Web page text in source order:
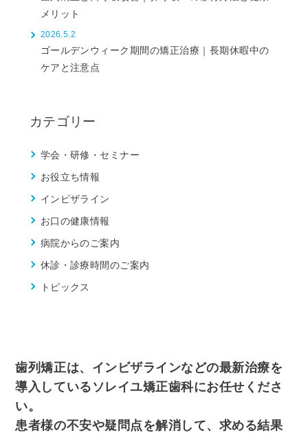
メリット
2026.5.2
ゴールデンウィーク期間の矯正治療｜長期休暇中の
ケアと注意点
カテゴリー
学会・研修・セミナー
お役立ち情報
インビザライン
お口の健康情報
病院からのご案内
休診・診療時間のご案内
トピックス
歯列矯正は、インビザラインなどの最新治療を
導入しているソレイユ矯正歯科にお任せくださ
い。
患者様の不安や疑問点を解消して、求める結果